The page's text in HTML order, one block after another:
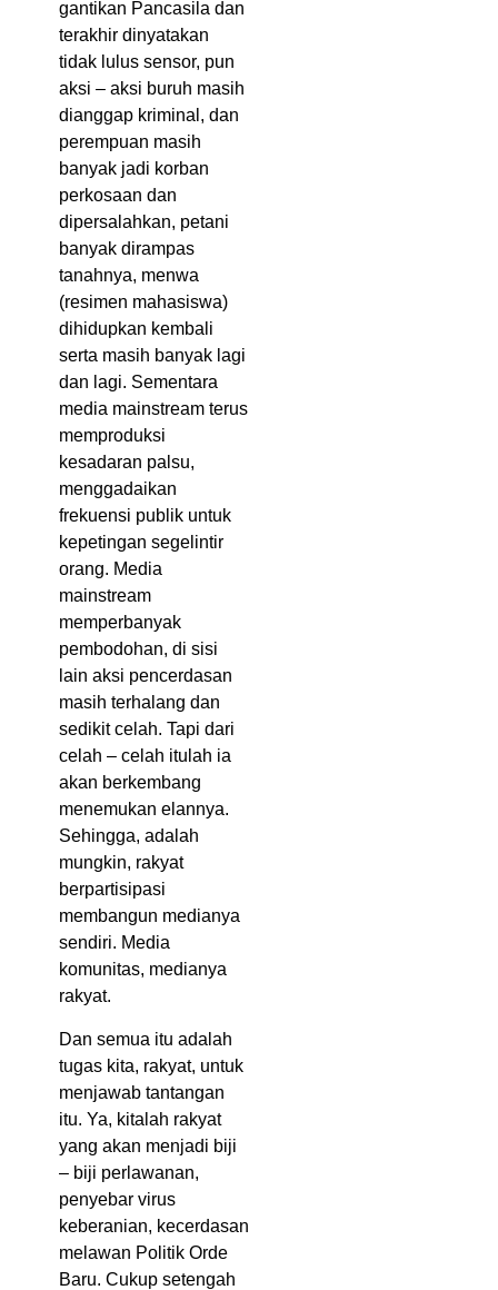
gantikan Pancasila dan
terakhir dinyatakan
tidak lulus sensor, pun
aksi – aksi buruh masih
dianggap kriminal, dan
perempuan masih
banyak jadi korban
perkosaan dan
dipersalahkan, petani
banyak dirampas
tanahnya, menwa
(resimen mahasiswa)
dihidupkan kembali
serta masih banyak lagi
dan lagi. Sementara
media mainstream terus
memproduksi
kesadaran palsu,
menggadaikan
frekuensi publik untuk
kepetingan segelintir
orang. Media
mainstream
memperbanyak
pembodohan, di sisi
lain aksi pencerdasan
masih terhalang dan
sedikit celah. Tapi dari
celah – celah itulah ia
akan berkembang
menemukan elannya.
Sehingga, adalah
mungkin, rakyat
berpartisipasi
membangun medianya
sendiri. Media
komunitas, medianya
rakyat.
Dan semua itu adalah
tugas kita, rakyat, untuk
menjawab tantangan
itu. Ya, kitalah rakyat
yang akan menjadi biji
– biji perlawanan,
penyebar virus
keberanian, kecerdasan
melawan Politik Orde
Baru. Cukup setengah